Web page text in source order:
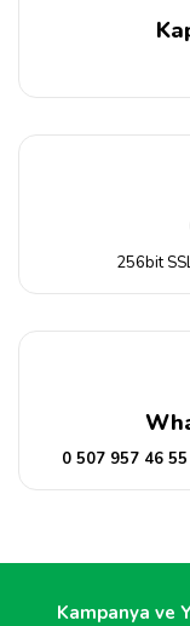
256bit
0 507 957 46 55
Kampanya ve